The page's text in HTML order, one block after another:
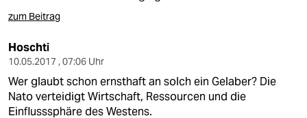
zum Beitrag
Hoschti
10.05.2017 , 07:06 Uhr
Wer glaubt schon ernsthaft an solch ein Gelaber? Die
Nato verteidigt Wirtschaft, Ressourcen und die
Einflusssphäre des Westens.